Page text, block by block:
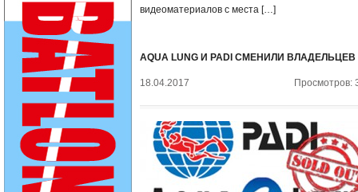
видеоматериалов с места […]
AQUA LUNG И PADI СМЕНИЛИ ВЛАДЕЛЬЦЕВ
18.04.2017 Просмотров: